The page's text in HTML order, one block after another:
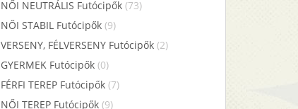
NŐI NEUTRÁLIS Futócipők (73)
NŐI STABIL Futócipők (9)
VERSENY, FÉLVERSENY Futócipők (2)
GYERMEK Futócipők (0)
FÉRFI TEREP Futócipők (7)
NŐI TEREP Futócipők (9)